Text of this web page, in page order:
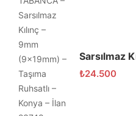
₺24.500